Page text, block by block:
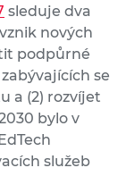
sleduje dva
nových
podpůrné
se
a (2) rozvíjet
bylo v
služeb